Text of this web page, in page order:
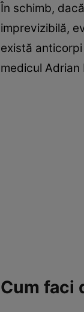
În schimb,
imprevizibilă,
există
medicul Adrian
Cum faci